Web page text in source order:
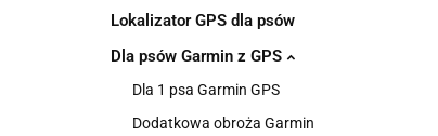
Lokalizator GPS dla psów
Dla psów Garmin z GPS
Dla 1 psa Garmin GPS
Dodatkowa obroża Garmin